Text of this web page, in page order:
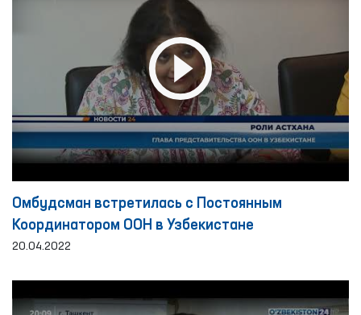
Омбудсман встретилась с Постоянным
Координатором ООН в Узбекистане
20.04.2022